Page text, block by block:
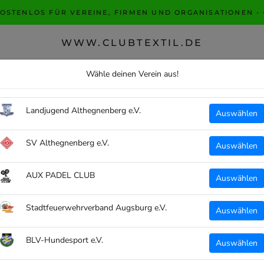
FÜR VEREINE, FIRMEN UND ORGANISATIONEN -
UNTERWÄSCHE ACCESSOIRES
WWW.CLUBTEXTIL.DE
Wähle deinen Verein aus!
Landjugend Althegnenberg e.V. Auswählen
SV Althegnenberg e.V. Auswählen
AUX PADEL CLUB Auswählen
Stadtfeuerwehrverband Augsburg e.V. Auswählen
BLV-Hundesport e.V. Auswählen
ERIMA
SKU:
inkl. MwSt
Unisex:
S